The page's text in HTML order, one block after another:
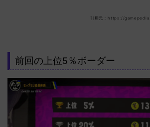
引用元：https://
前回の上位5％ボーダー